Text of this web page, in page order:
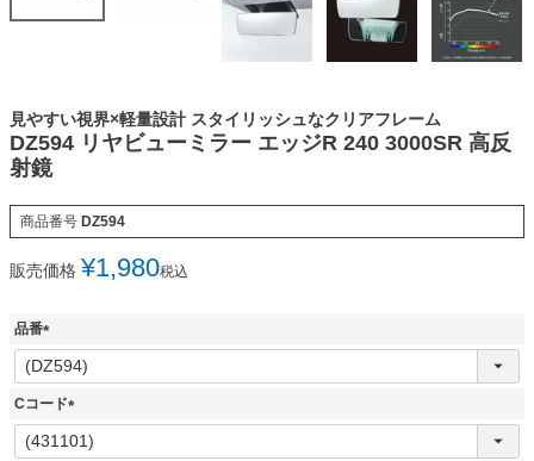
見やすい視界×軽量設計 スタイリッシュなクリアフレーム
DZ594 リヤビューミラー エッジR 240 3000SR 高反
射鏡
商品番号 DZ594
販売価格 ¥1,980税込
品番
(
必
Cコード
(
必